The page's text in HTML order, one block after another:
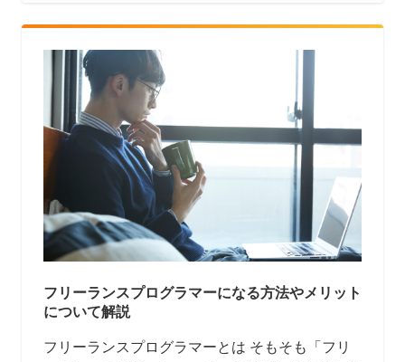
フリーランスプログラマーになる方法やメリット
について解説
フリーランスプログラマーとは そもそも「フリ